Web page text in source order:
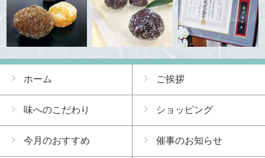
ホーム ご挨拶
味へのこだわり ショッピング
今月のおすすめ 催事のお知らせ